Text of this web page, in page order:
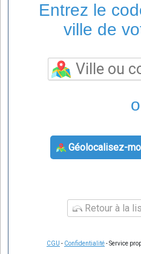
Entrez le
ville de
Géolocalisez-
Retour à la
CGU - Confidentialité- Service